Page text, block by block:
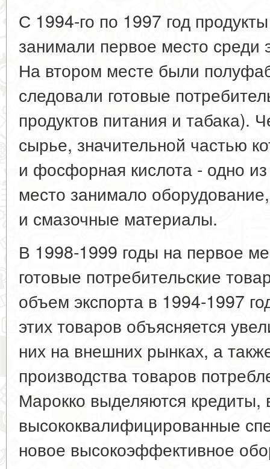
С 1994-го по 1997 год
занимали первое место среди
На втором месте были
следовали готовые
продуктов питания и табака).
сырье, значительной частью
и фосфорная кислота - одно
место занимало
и смазочные материалы.
В 1998-1999 годы на первое
готовые потребительские
объем экспорта в 1994-1997
этих товаров объясняется
них на внешних рынках, а
производства товаров
Марокко выделяются кредиты,
высококвалифицированные
новое высокоэффективное